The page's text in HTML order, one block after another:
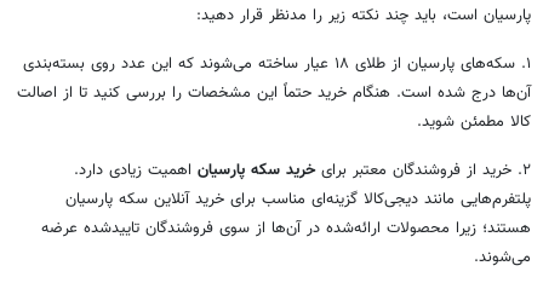
پارسیان است، باید چند نکته زیر را مدنظر قرار دهید:
۱. سکه‌های پارسیان از طلای ۱۸ عیار ساخته می‌شوند که این عدد روی بسته‌بندی
آن‌ها درج شده است. هنگام خرید حتماً این مشخصات را بررسی کنید تا از اصالت
کالا مطمئن شوید.
۲. خرید از فروشندگان معتبر برای
خرید سکه پارسیان اهمیت زیادی دارد.
پلتفرم‌هایی مانند دیجی‌کالا گزینه‌ای مناسب برای خرید آنلاین سکه پارسیان
هستند؛ زیرا محصولات ارائه‌شده در آن‌ها از سوی فروشندگان تاییدشده عرضه
می‌شوند.